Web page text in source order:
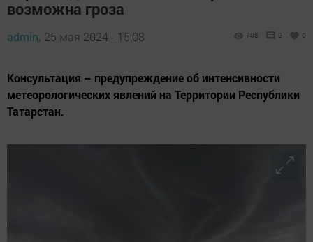
возможна гроза
admin, 25 мая 2024 - 15:08 705 0 0
Консультация – предупреждение об интенсивности
метеорологических явлений на Территории Республики
Татарстан.